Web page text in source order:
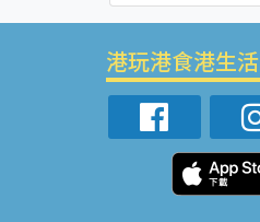
港玩港食港生活